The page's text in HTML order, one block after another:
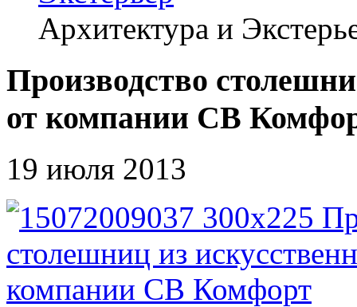
Архитектура и
Производство
от компании СВ
19 июля 2013